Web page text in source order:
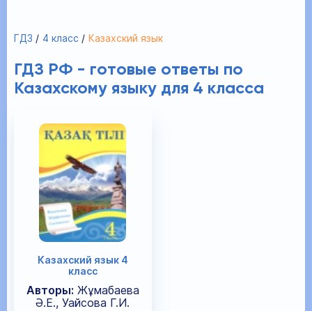
ГДЗ 4 класс Казахский язык
ГДЗ РФ - готовые ответы по
Казахскому языку для 4 класса
Казахский язык 4
класс
Авторы: Жұмабаева
Ә.Е., Уайсова Г.И.